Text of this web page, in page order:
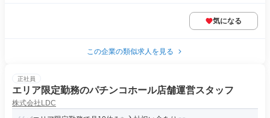
気になる
この企業の類似求人を見る
正社員
エリア限定勤務のパチンコホール店舗運営スタッフ
株式会社LDC